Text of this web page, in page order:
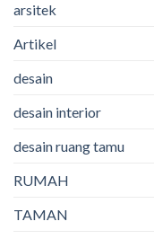
arsitek
Artikel
desain
desain interior
desain ruang tamu
RUMAH
TAMAN